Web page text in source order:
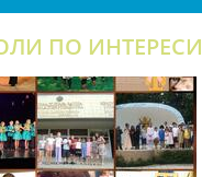
ПО ИНТЕРЕСИ